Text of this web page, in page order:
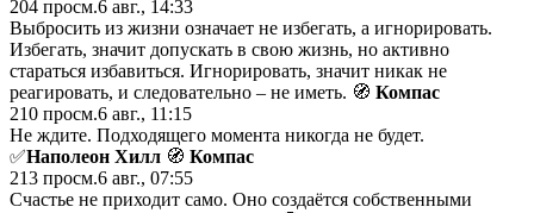
204 просм.6 авг., 14:33
Выбросить из жизни означает не избегать, а игнорировать.
Избегать, значит допускать в свою жизнь, но активно
стараться избавиться. Игнорировать, значит никак не
реагировать, и следовательно – не иметь. 🧭 Компас
210 просм.6 авг., 11:15
Не ждите. Подходящего момента никогда не будет.
✅Наполеон Хилл 🧭 Компас
213 просм.6 авг., 07:55
Счастье не приходит само. Оно создаётся собственными